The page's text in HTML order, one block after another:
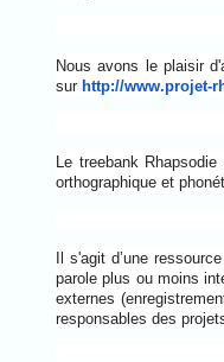
Nous avons le plaisir
sur http://www.projet-
Le treebank
orthographique et
Il s'agit d’une
parole plus ou moins
externes
responsables des